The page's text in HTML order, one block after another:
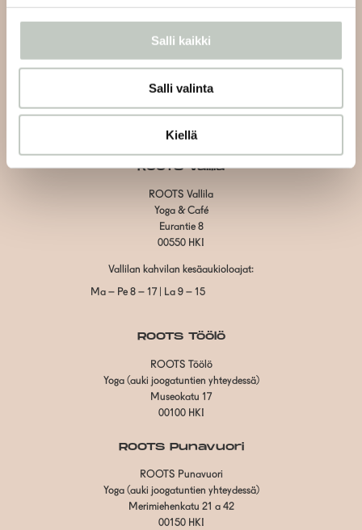
Salli kaikki
Salli valinta
Kiellä
Vallila:+358 40 1438600
Herttoniemi: +358 40 7526070
Tietosuojaseloste
Toimitus- ja maksuehdot
Evästeiden hallinta
ROOTS Vallila
ROOTS Vallila
Yoga & Café
Eurantie 8
00550 HKI
Vallilan kahvilan kesäaukioloajat:
Ma – Pe 8 – 17 | La 9 – 15
ROOTS Töölö
ROOTS Töölö
Yoga (auki joogatuntien yhteydessä)
Museokatu 17
00100 HKI
ROOTS Punavuori
ROOTS Punavuori
Yoga (auki joogatuntien yhteydessä)
Merimiehenkatu 21 a 42
00150 HKI